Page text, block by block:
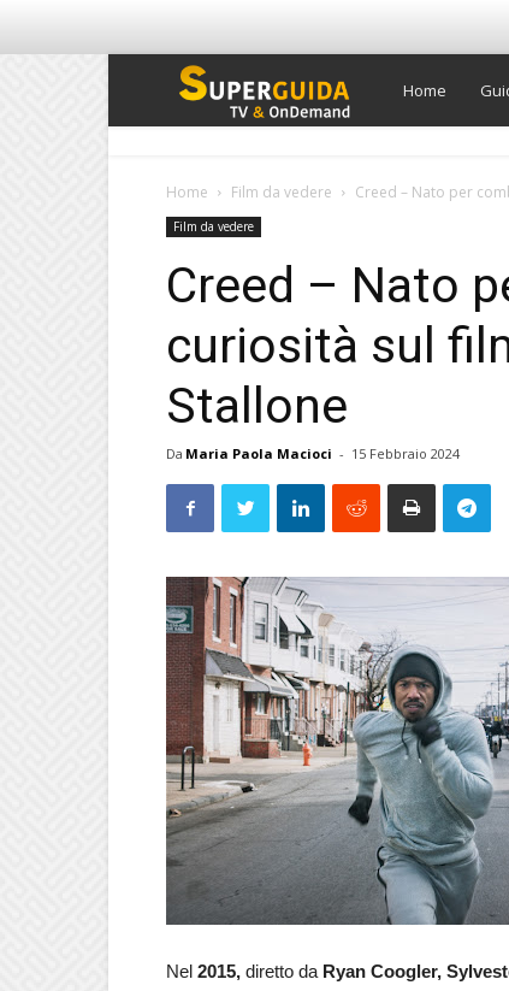
Super
Home
Home Film da vedere Creed – Nato per
Film da vedere
Creed – Nato
curiosità sul
Stallone
Da Maria Paola Macioci - 15 Febbraio 2024
Nel 2015, diretto da Ryan Coogler,